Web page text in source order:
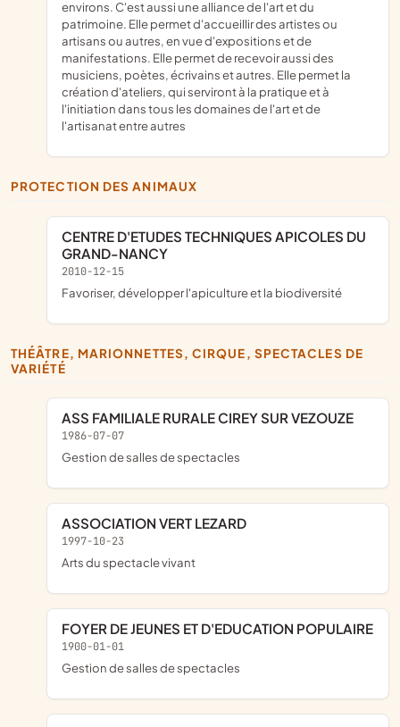
environs. C'est aussi une alliance de l'art et du
patrimoine. Elle permet d'accueillir des artistes ou
artisans ou autres, en vue d'expositions et de
manifestations. Elle permet de recevoir aussi des
musiciens, poètes, écrivains et autres. Elle permet la
création d'ateliers, qui serviront à la pratique et à
l'initiation dans tous les domaines de l'art et de
l'artisanat entre autres
PROTECTION DES ANIMAUX
CENTRE D'ETUDES TECHNIQUES APICOLES DU
GRAND-NANCY
2010-12-15
favoriser, développer l'apiculture et la biodiversité
THÉÂTRE, MARIONNETTES, CIRQUE, SPECTACLES DE
VARIÉTÉ
ASS FAMILIALE RURALE CIREY SUR VEZOUZE
1986-07-07
Gestion de salles de spectacles
ASSOCIATION VERT LEZARD
1997-10-23
Arts du spectacle vivant
FOYER DE JEUNES ET D'EDUCATION POPULAIRE
1900-01-01
Gestion de salles de spectacles